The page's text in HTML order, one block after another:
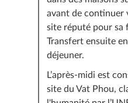
avant de continuer
site réputé pour sa
Transfert ensuite
déjeuner.
L’après-midi est
site du Vat Phou,